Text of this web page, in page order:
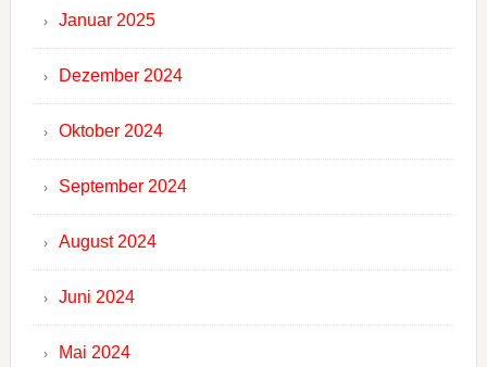
Januar 2025
Dezember 2024
Oktober 2024
September 2024
August 2024
Juni 2024
Mai 2024